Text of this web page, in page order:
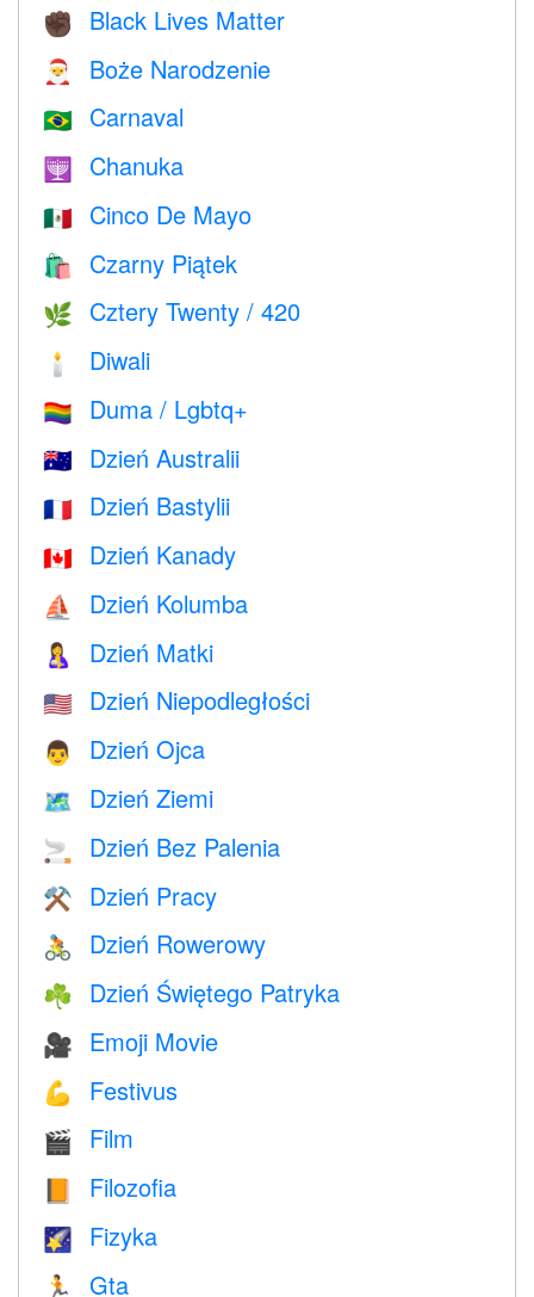
✊🏿 Black Lives Matter
🎅 Boże Narodzenie
🇧🇷 Carnaval
🕎 Chanuka
🇲🇽 Cinco De Mayo
🛍 Czarny Piątek
🌿 Cztery Twenty / 420
🕯 Diwali
🏳️‍🌈 Duma / Lgbtq+
🇦🇺 Dzień Australii
🇫🇷 Dzień Bastylii
🇨🇦 Dzień Kanady
⛵️ Dzień Kolumba
🤱 Dzień Matki
🇺🇸 Dzień Niepodległości
👨 Dzień Ojca
🗺️ Dzień Ziemi
🚬 Dzień Bez Palenia
⚒️ Dzień Pracy
🚴 Dzień Rowerowy
☘️ Dzień Świętego Patryka
🎥 Emoji Movie
💪 Festivus
🎬 Film
📙 Filozofia
🌠 Fizyka
🏃 Gta